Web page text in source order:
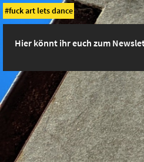
fuck art lets dance
Hier könnt ihr euch zum